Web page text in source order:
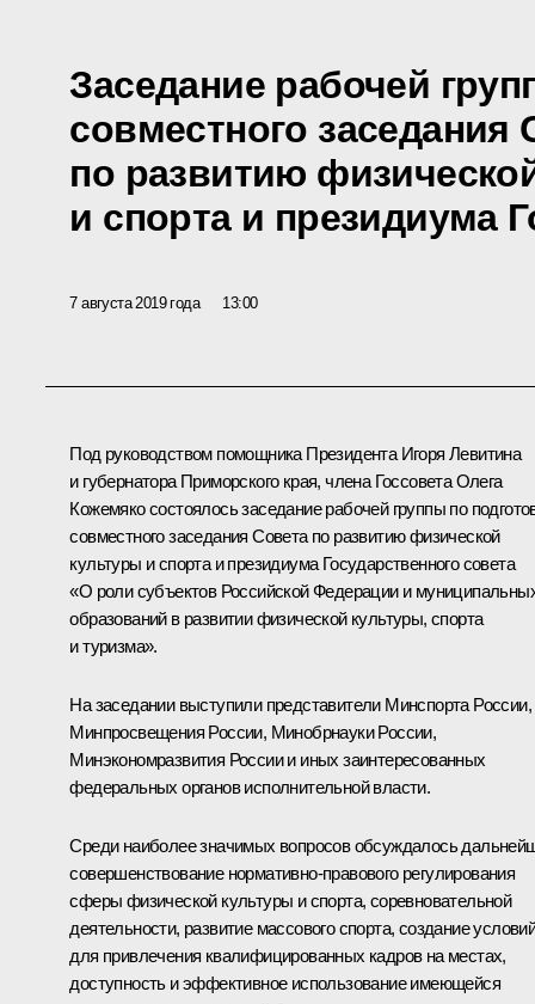
Заседание рабочей
совместного заседания
по развитию
и спорта и президиума
7 августа 2019 года 13:00
Под руководством помощника Президента Игоря Левитина
и губернатора Приморского края, члена ГоссоветаОлега
Кожемякосостоялось заседание рабочей группы по
совместного заседания Совета по развитию физической
культуры и спорта и президиума Государственного совета
«О роли субъектов Российской Федерации и
образований в развитии физической культуры, спорта
и туризма».
На заседании выступили представители Минспорта России,
Минпросвещения России, Минобрнауки России,
Минэкономразвития России и иных заинтересованных
федеральных органов исполнительной власти.
Среди наиболее значимых вопросов обсуждалось
совершенствование нормативно-правового регулирования
сферы физической культуры и спорта, соревновательной
деятельности, развитие массового спорта, создание
для привлечения квалифицированных кадров на местах,
доступность и эффективное использование имеющейся